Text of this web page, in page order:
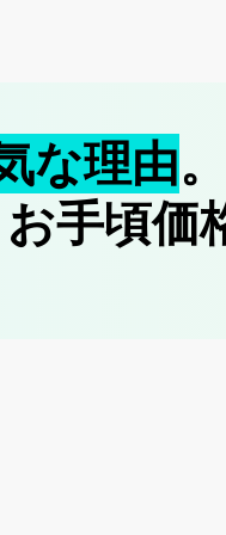
な理由。
手頃価